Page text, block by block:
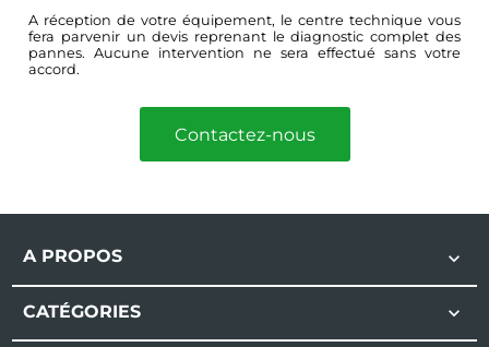
A réception de votre équipement, le centre technique vous
fera parvenir un devis reprenant le diagnostic complet des
pannes. Aucune intervention ne sera effectué sans votre
accord.
Contactez-nous
A PROPOS 
CATÉGORIES 